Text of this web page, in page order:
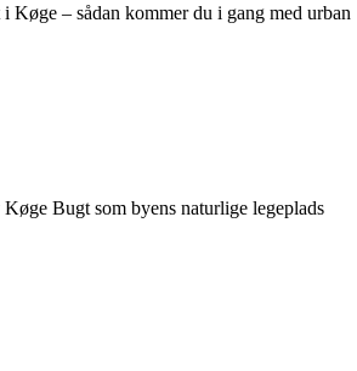
Køge – sådan kommer du i gang med urban
Bugt som byens naturlige legeplads